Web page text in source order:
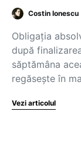
Costin Ionescu
Obligația
după
săptămâna
regăsește în
Vezi articolul